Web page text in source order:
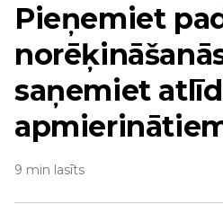
Pieņemiet
saņemiet
9 min lasīts